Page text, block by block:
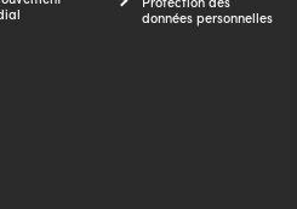
données personnelles
Instagram
chaîne Youtube